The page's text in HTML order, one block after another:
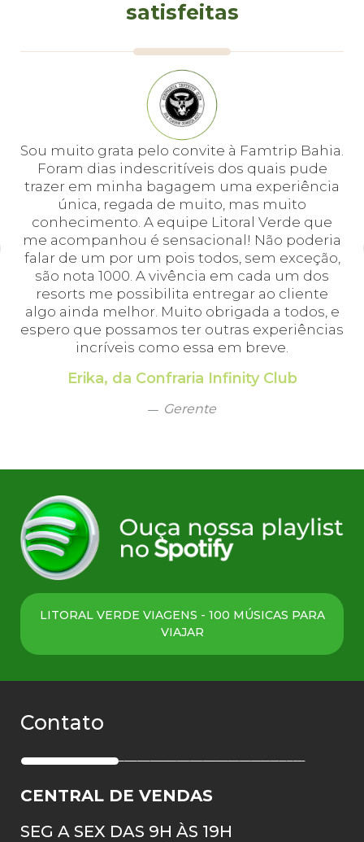
satisfeitas
Sou muito grata pelo convite à Famtrip Bahia.
Foram dias indescritíveis dos quais pude
trazer em minha bagagem uma experiência
única, regada de muito, mas muito
conhecimento. A equipe Litoral Verde que
me acompanhou é sensacional! Não poderia
falar de um por um pois todos, sem exceção,
são nota 1000. A vivência em cada um dos
resorts me possibilita entregar ao cliente
algo ainda melhor. Muito obrigada a todos, e
espero que possamos ter outras experiências
incríveis como essa em breve.
Erika, da Confraria Infinity Club
Gerente
LITORAL VERDE VIAGENS - 100 MÚSICAS PARA
VIAJAR
Contato
CENTRAL DE VENDAS
SEG A SEX DAS 9H ÀS 19H